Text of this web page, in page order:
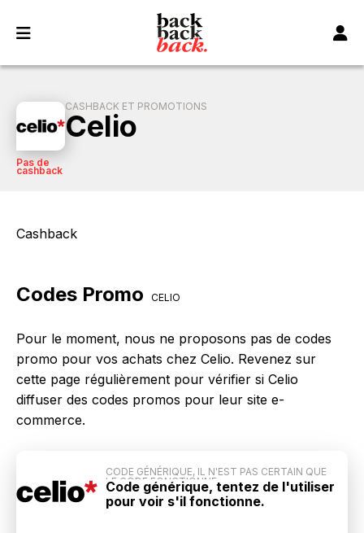
CASHBACK ET PROMOTIONS
Celio
Pas de
cashback
Cashback
Codes Promo CELIO
Pour le moment, nous ne proposons pas de codes
promo pour vos achats chez Celio. Revenez sur
cette page régulièrement pour vérifier si Celio
diffuser des codes promos pour leur site e-
commerce.
CODE GÉNÉRIQUE, IL N'EST PAS CERTAIN QUE
LE CODE FONCTIONNE
Code générique, tentez de l'utiliser
pour voir s'il fonctionne.